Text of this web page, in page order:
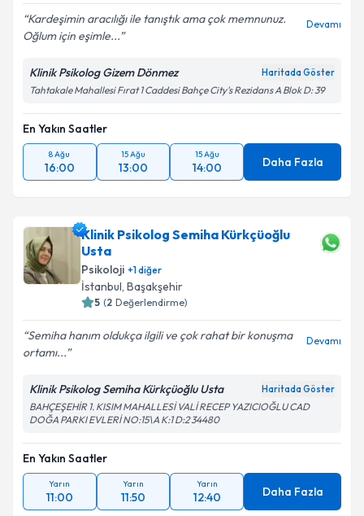
Kardeşimin aracılığı ile tanıştık ama çok memnunuz.
Oğlum için eşimle...
Devamı
Klinik Psikolog Gizem Dönmez Haritada Göster
Tahtakale Mahallesi Fırat 1 Caddesi Bahçe City's Rezidans A Blok D: 39
En Yakın Saatler
8 Ağu
16:00
15 Ağu
13:00
15 Ağu
14:00 Daha Fazla
Klinik Psikolog Semiha Kürkçüoğlu
Usta
Psikoloji +1diğer
İstanbul, Başakşehir
5 (2 Değerlendirme)
Semiha hanım oldukça ilgili ve çok rahat bir konuşma
ortamı...
Devamı
Klinik Psikolog Semiha Kürkçüoğlu Usta Haritada Göster
BAHÇEŞEHİR 1. KISIM MAHALLESİ VALİ RECEP YAZICIOĞLU CAD
DOĞA PARKI EVLERİ NO:15\A K:1 D:2 34480
En Yakın Saatler
Yarın
11:00
Yarın
11:50
Yarın
12:40 Daha Fazla